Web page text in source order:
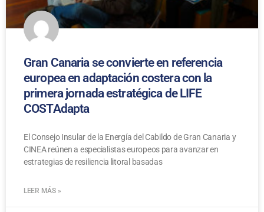
Gran Canaria se convierte en referencia
europea en adaptación costera con la
primera jornada estratégica de LIFE
COSTAdapta
El Consejo Insular de la Energía del Cabildo de Gran Canaria y
CINEA reúnen a especialistas europeos para avanzar en
estrategias de resiliencia litoral basadas
LEER MÁS »